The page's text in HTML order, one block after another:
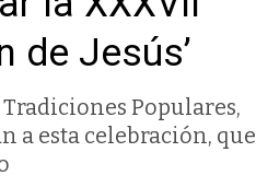
de Jesús’
Populares,
a esta celebración, que